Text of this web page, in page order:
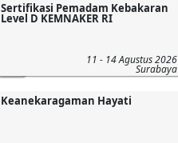
Sertifikasi Pemadam Kebakaran
Level D KEMNAKER RI
11 - 14 Agustus 2026
Surabaya
Keanekaragaman Hayati